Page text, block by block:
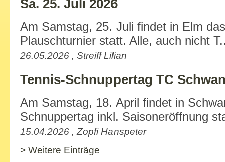
Sa. 25. Juli 2026
Am Samstag, 25. Juli findet in Elm
Plauschturnier statt. Alle, auch nicht
26.05.2026 , Streiff Lilian
Tennis-Schnuppertag TC
Am Samstag, 18. April findet in
Schnuppertag inkl. Saisoneröffnung
15.04.2026 , Zopfi Hanspeter
> Weitere Einträge